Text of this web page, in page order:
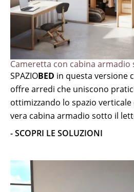
Cameretta con cabina
SPAZIOBED in questa versione
offre arredi che uniscono
ottimizzando lo spazio verticale
vera cabina armadio sotto il
- SCOPRI LE SOLUZIONI